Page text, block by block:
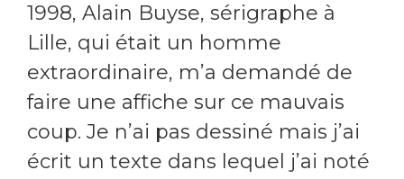
1998, Alain Buyse, sérigraphe à
Lille, qui était un homme
extraordinaire, m’a demandé de
faire une affiche sur ce mauvais
coup. Je n’ai pas dessiné mais j’ai
écrit un texte dans lequel j’ai noté